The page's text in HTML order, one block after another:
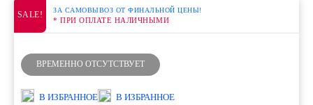
SALE! ЗА САМОВЫВОЗ ОТ ФИНАЛЬНОЙ ЦЕНЫ!
* ПРИ ОПЛАТЕ НАЛИЧНЫМИ
ВРЕМЕННО ОТСУТСТВУЕТ
В ИЗБРАННОЕ В ИЗБРАННОЕ